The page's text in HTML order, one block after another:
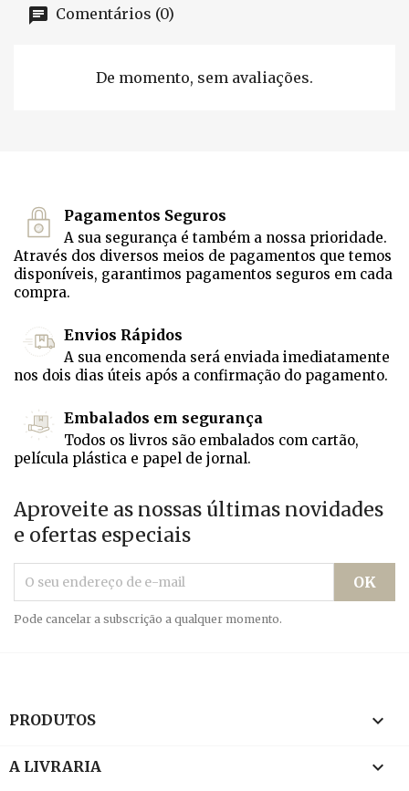
Comentários (0)
De momento, sem avaliações.
Pagamentos Seguros
A sua segurança é também a nossa prioridade.
Através dos diversos meios de pagamentos que temos
disponíveis, garantimos pagamentos seguros em cada
compra.
Envios Rápidos
A sua encomenda será enviada imediatamente
nos dois dias úteis após a confirmação do pagamento.
Embalados em segurança
Todos os livros são embalados com cartão,
película plástica e papel de jornal.
Aproveite as nossas últimas novidades
e ofertas especiais
Pode cancelar a subscrição a qualquer momento.
PRODUTOS 
A LIVRARIA 